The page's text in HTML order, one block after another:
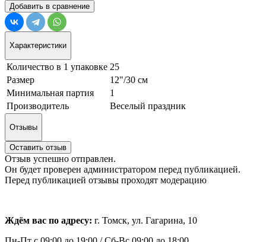
Добавить в сравнение
Характеристики
Количество в 1 упаковке 25
Размер
12"/30 см
Минимальная партия
1
Производитель
Веселый праздник
Отзывы
Оставить отзыв
Отзыв успешно отправлен.
Он будет проверен администратором перед публикацией.
Перед публикацией отзывы проходят модерацию
Ждём вас по адресу: г. Томск, ул. Гагарина, 10